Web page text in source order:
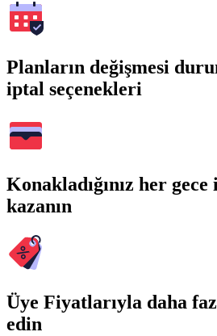
Planların değişmesi
iptal seçenekleri
Konakladığınız her
kazanın
Üye Fiyatlarıyla daha
edin